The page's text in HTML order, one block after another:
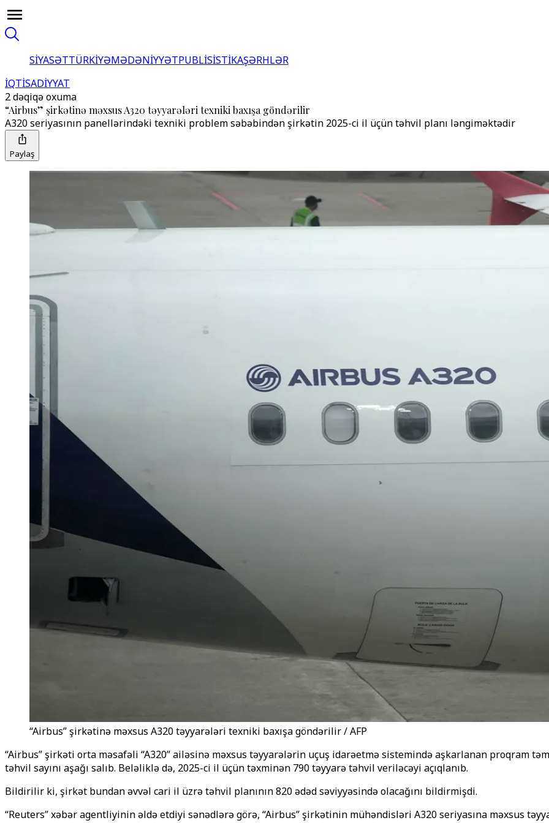
SİYASƏTTÜRKİYƏMƏDƏNİYYƏTPUBLİSİSTİKAŞƏRHLƏR
İQTİSADİYYAT
2 dəqiqə oxuma
“Airbus” şirkətinə məxsus A320 təyyarələri texniki baxışa göndərilir
A320 seriyasının panellərindəki texniki problem səbəbindən şirkətin 2025-ci il üçün təhvil planı ləngiməktədir
Paylaş
“Airbus” şirkətinə məxsus A320 təyyarələri texniki baxışa göndərilir / AFP
“Airbus” şirkəti orta məsafəli “A320” ailəsinə məxsus təyyarələrin uçuş idarəetmə sistemində aşkarlanan proqram
təhvil sayını aşağı salıb. Beləliklə də, 2025-ci il üçün təxminən 790 təyyarə təhvil veriləcəyi açıqlanıb.
Bildirilir ki, şirkət bundan əvvəl cari il üzrə təhvil planının 820 ədəd səviyyəsində olacağını bildirmişdi.
“Reuters” xəbər agentliyinin əldə etdiyi sənədlərə görə, “Airbus” şirkətinin mühəndisləri A320 seriyasına məxsus